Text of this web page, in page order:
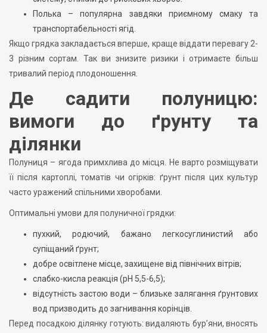
Полька – популярна завдяки приємному смаку та
транспортабельності ягід.
Якщо грядка закладається вперше, краще віддати перевагу 2-
3 різним сортам. Так ви знизите ризики і отримаєте більш
тривалий період плодоношення.
Де садити полуницю:
вимоги до ґрунту та
ділянки
Полуниця – ягода примхлива до місця. Не варто розміщувати
її після картоплі, томатів чи огірків: ґрунт після цих культур
часто уражений спільними хворобами.
Оптимальні умови для полуничної грядки:
пухкий, родючий, бажано легкосуглинистий або
супіщаний ґрунт;
добре освітлене місце, захищене від північних вітрів;
слабко-кисла реакція (pH 5,5-6,5);
відсутність застою води – близьке залягання ґрунтових
вод призводить до загнивання корінців.
Перед посадкою ділянку готують: видаляють бур’яни, вносять